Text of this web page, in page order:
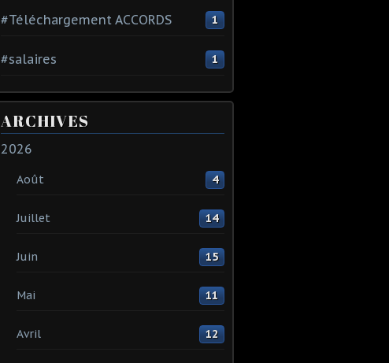
#Téléchargement ACCORDS 1
#salaires 1
ARCHIVES
2026
Août 4
Juillet 14
Juin 15
Mai 11
Avril 12